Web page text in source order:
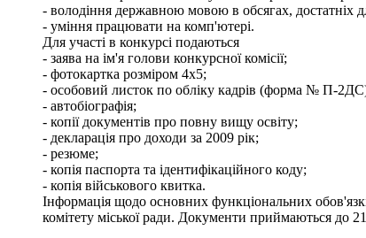
- володіння державною мовою в обсягах, достатніх
- уміння працювати на комп'ютері.
Для участі в конкурсі подаються
- заява на ім'я голови конкурсної комісії;
- фотокартка розміром 4х5;
- особовий листок по обліку кадрів (форма № П-
- автобіографія;
- копії документів про повну вищу освіту;
- декларація про доходи за 2009 рік;
- резюме;
- копія паспорта та ідентифікаційного коду;
- копія військового квитка.
Інформація щодо основних функціональних
комітету міської ради. Документи приймаються до